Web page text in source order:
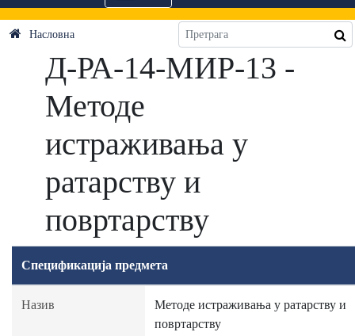
Насловна
Д-РА-14-МИР-13 -
Методе
истраживања у
ратарству и
повртарству
Спецификација предмета
Назив
Методе истраживања у ратарству и
повртарству